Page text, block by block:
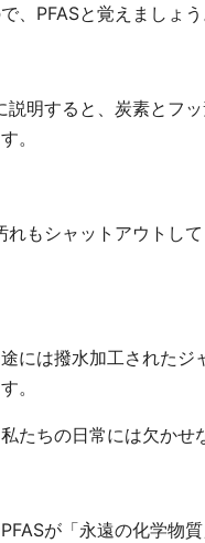
、PFASと覚えましょう
説明すると、炭素とフ
。
れもシャットアウトし
には撥水加工されたジ
。
たちの日常には欠かせ
が「永遠の化学物